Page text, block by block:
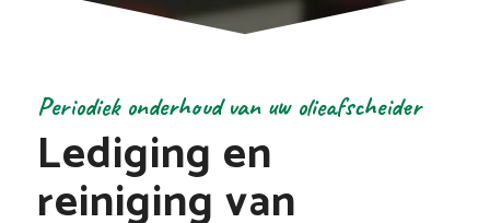
Periodiek onderhoud van uw olieafscheider
Lediging en
reiniging van